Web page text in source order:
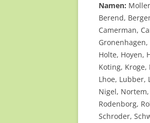
Namen:
Berend,
Camerman,
Holte, Hoyen,
Koting,
Lhoe, Lubber,
Nigel,
Rodenborg,
Schroder,